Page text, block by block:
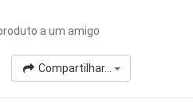
a um amigo
Compartilhar...